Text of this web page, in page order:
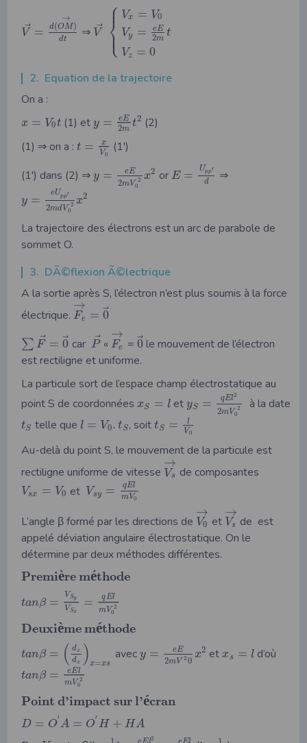
V ⃗ = d(OM
→
)
dt ⇒ V ⃗ ⎧
⎩
⎨⎪
⎪
Vx = V0
Vy = eE
2m t
Vz = 0
2. Equation de la trajectoire
On a :
x = V0t (1) ety = eE
2m t2 (2)
(1) ⇒ on a : t =
x
V0
(1')
(1') dans (2) ⇒ y = eE
2mV 2
0
x2 or E = Upp′
d ⇒
y = eUpp′
2mdV 2
0
x2
La trajectoire des électrons est un arc de parabole de
sommet O.
3. DÃ©flexion Ã©lectrique
A la sortie après S, l’électron n’est plus soumis à la force
électrique. Fe
→
= 0⃗
∑ F = 0⃗ car P« Fe
→
= 0⃗le mouvement de l’électron
est rectiligne et uniforme.
La particule sort de l’espace champ électrostatique au
point S de coordonnées xS = let yS = qEl2
2mV 2
0
à la date
tS telle quel = V0. tS, soittS =
l
V0
Au-delà du point S, le mouvement de la particule est
rectiligne uniforme de vitesse Vs
→
de composantes
Vsx = V0 et Vsy = qEl
mV0
L’angle β formé par les directions de V0
→
et Vs
→
de est
appelé déviation angulaire électrostatique. On le
détermine par deux méthodes différentes.
Premièreméthode
tanβ = VSy
V Sx
= qEl
mV 2
0
Deuxièmeméthode
tanβ = ( dx
dx )x=xs
avec y = eE
2mV 2 0
x2 etxs = ld’où
tanβ = eEl
mV 2
0
Point d’impact surl’écran
D = O
′
A = O
′
H + HA
2